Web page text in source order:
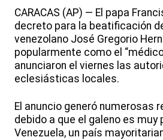
CARACAS (AP) — El papa
decreto para la beatificación
venezolano José Gregorio
popularmente como el
anunciaron el viernes las
eclesiásticas locales.
El anuncio generó numerosas
debido a que el galeno es muy
Venezuela, un país